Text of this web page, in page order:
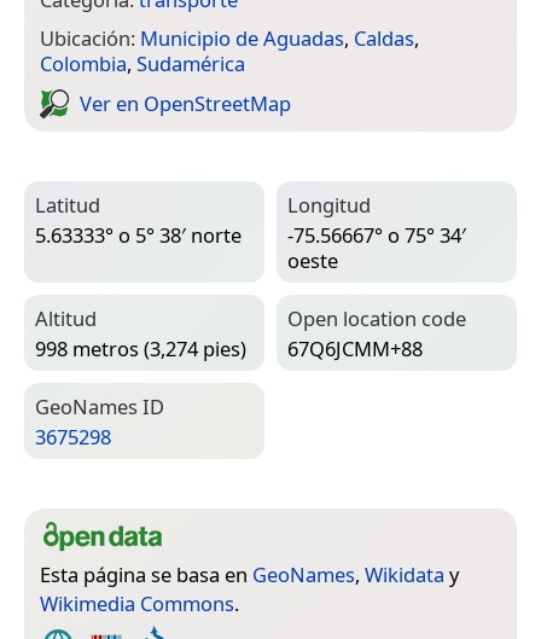
Ubicación: Municipio de Aguadas, Caldas,
Colombia, Sudamérica
Ver en Open­Street­Map
Latitud
5.63333° o 5° 38′ norte
Longitud
-75.56667° o 75° 34′
oeste
Altitud
998 metros (3,274 pies)
Open location code
67Q6JCMM+88
Geo­Names ID
3675298
Esta página se basa en GeoNames, Wikidata y
Wikimedia Commons.